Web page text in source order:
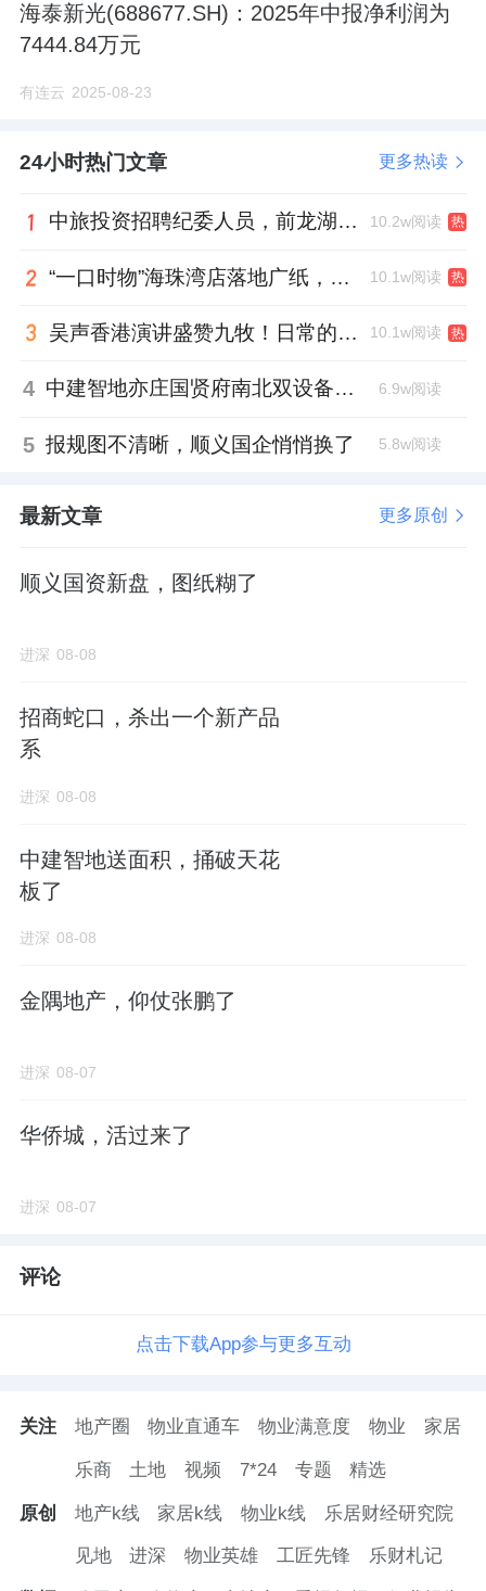
海泰新光(688677.SH)：2025年中报净利润为
7444.84万元
有连云 2025-08-23
24小时热门文章 更多热读
中旅投资招聘纪委人员，前龙湖副总裁胡若翔掌舵 10.2w阅读 热
“一口时物”海珠湾店落地广纸，越秀地产以“新鲜现制”商业新场景打造社区高品质生活 10.1w阅读 热
吴声香港演讲盛赞九牧！日常的小锚点变成科技突破点！ 10.1w阅读 热
4 中建智地亦庄国贤府南北双设备平台，得房率创区域新高 6.9w阅读
5 报规图不清晰，顺义国企悄悄换了 5.8w阅读
最新文章 更多原创
顺义国资新盘，图纸糊了
进深 08-08
招商蛇口，杀出一个新产品
系
进深 08-08
中建智地送面积，捅破天花
板了
进深 08-08
金隅地产，仰仗张鹏了
进深 08-07
华侨城，活过来了
进深 08-07
评论
点击下载App参与更多互动
关注 地产圈 物业直通车 物业满意度 物业 家居
乐商 土地 视频 7*24 专题 精选
原创 地产k线 家居k线 物业k线 乐居财经研究院
见地 进深 物业英雄 工匠先锋 乐财札记